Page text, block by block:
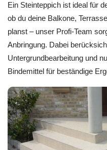
Ein Steinteppich ist ideal für
ob du deine Balkone,
planst – unser Profi-Team
Anbringung. Dabei
Untergrundbearbeitung und
Bindemittel für beständige